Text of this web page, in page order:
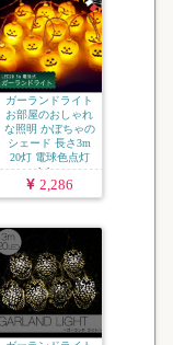
ガーランドライト
お部屋のおしゃれ
な照明 かぼちゃの
シェード 長さ3m
20灯 電球色点灯
lgl...
2,286